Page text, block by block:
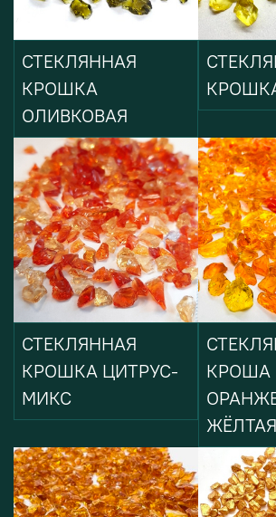
СТЕКЛЯННАЯ
КРОШКА
ОЛИВКОВАЯ
СТЕКЛЯННАЯ
КРОШКА ЦИТРУС-
МИКС
КРОША
ЖЁЛТАЯ